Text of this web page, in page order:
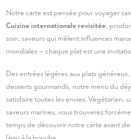
Notre carte est pensée pour voyager
Cuisine internationale revisitée,
soin, saveurs qui mêlent influences
mondiales — chaque plat est une
Des entrées légères aux plats
desserts gourmands, notre menu du
satisfaire toutes les envies. Végétarien,
saveurs marines, vous trouverez
temps de découvrir notre carte avant